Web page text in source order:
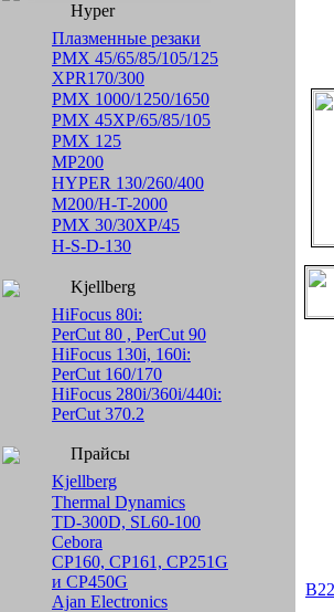
Hyper
Плазменные резаки
PMX 45/65/85/105/125
XPR170/300
PMX 1000/1250/1650
PMX 45XP/65/85/105
PMX 125
MP200
HYPER 130/260/400
M200/H-T-2000
PMX 30/30XP/45
H-S-D-130
Kjellberg
HiFocus 80i:
PerCut 80 , PerCut 90
HiFocus 130i, 160i:
PerCut 160/170
HiFocus 280i/360i/440i:
PerCut 370.2
Прайсы
Kjellberg
Thermal Dynamics
TD-300D, SL60-100
Cebora
CP160, CP161, CP251G
и CP450G
Ajan Electronics